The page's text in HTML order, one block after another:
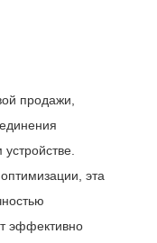
продажи,
эта
эффективно